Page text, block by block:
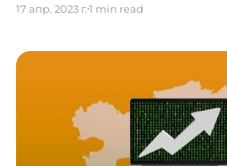
недостатков и нарушений в
подразделения второй и
защиты прибегают к
комплаенс с риск-
форензиком. И в целом, это хороший
инструмент, который,
17 апр. 2023 г.1 min read